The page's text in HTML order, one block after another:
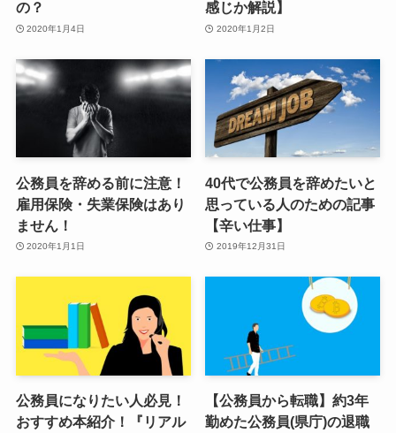
の？
2020年1月4日
感じか解説】
2020年1月2日
公務員を辞める前に注意！
雇用保険・失業保険はあり
ません！
2020年1月1日
40代で公務員を辞めたいと
思っている人のための記事
【辛い仕事】
2019年12月31日
公務員になりたい人必見！
おすすめ本紹介！『リアル
【公務員から転職】約3年
勤めた公務員(県庁)の退職